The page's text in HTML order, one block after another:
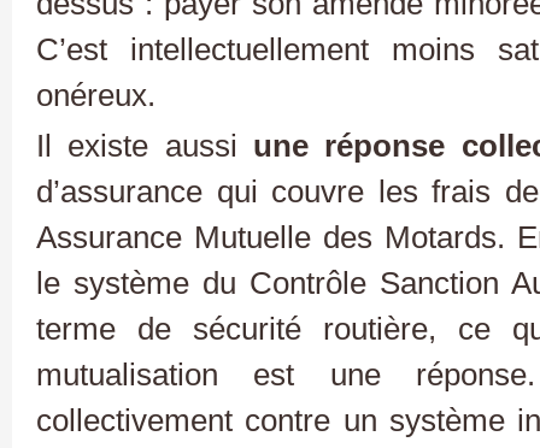
C’est intellectuellement moins
onéreux.
Il existe aussi une réponse
d’assurance qui couvre les frais
Assurance Mutuelle des Motards.
le système du Contrôle Sanction
terme de sécurité routière, ce
mutualisation est une
collectivement contre un système